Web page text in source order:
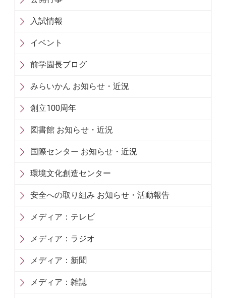
入試情報
イベント
前学園長ブログ
みらいかん お知らせ・近況
創立100周年
図書館 お知らせ・近況
国際センター お知らせ・近況
環境文化創造センター
安全への取り組み お知らせ・活動報告
メディア：テレビ
メディア：ラジオ
メディア：新聞
メディア：雑誌